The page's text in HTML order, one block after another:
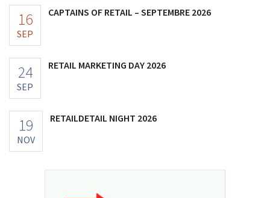
16
SEP
CAPTAINS OF RETAIL – SEPTEMBRE 2026
24
SEP
RETAIL MARKETING DAY 2026
19
NOV
RETAILDETAIL NIGHT 2026